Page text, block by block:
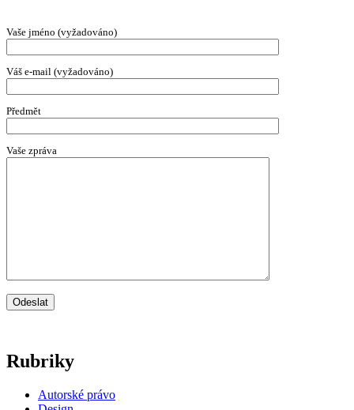
Vaše jméno (vyžadováno)
Váš e-mail (vyžadováno)
Předmět
Vaše zpráva
Rubriky
Autorské právo